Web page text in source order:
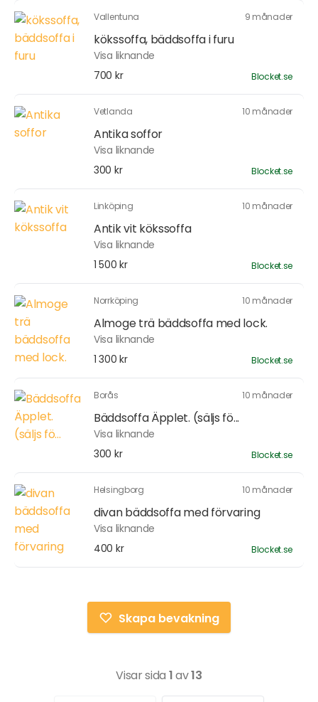
Vallentuna 9 månader
kökssoffa, bäddsoffa i furu
Visa liknande
700 kr
Blocket.se
Vetlanda 10 månader
Antika soffor
Visa liknande
300 kr
Blocket.se
Linköping 10 månader
Antik vit kökssoffa
Visa liknande
1 500 kr
Blocket.se
Norrköping 10 månader
Almoge trä bäddsoffa med lock.
Visa liknande
1 300 kr
Blocket.se
Borås 10 månader
Bäddsoffa Äpplet. (säljs fö...
Visa liknande
300 kr
Blocket.se
Helsingborg 10 månader
divan bäddsoffa med förvaring
Visa liknande
400 kr
Blocket.se
Skapa bevakning
Visar sida 1av13